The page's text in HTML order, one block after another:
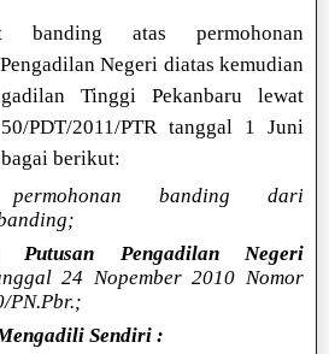
banding atas permohonan
Negeri diatas kemudian
Tinggi Pekanbaru lewat
PDT/2011/PTR tanggal 1 Juni
berikut:
banding dari
Putusan Pengadilan Negeri
24 Nopember 2010 Nomor
PN.Pbr.;
Sendiri :